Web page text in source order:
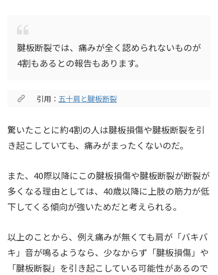
腱板断裂では、痛みが全く認められないものが
4割もあるとの報告もあります。
引用： 五十肩と腱板断裂
驚いたことに約4割の人は腱板損傷や腱板断裂を引
き起こしていても、痛みがまったくないのだ。
また、40際以降にこの腱板損傷や腱板断裂が断裂が
多くなる理由としては、40歳以降に上肢の筋力が低
下してくる傾向が強いためだと考えられる。
以上のことから、例え痛みが無くても肩が「バキバ
キ」音が鳴るようなら、少なからず「腱板損傷」や
「腱板断裂」を引き起こしている可能性があるので